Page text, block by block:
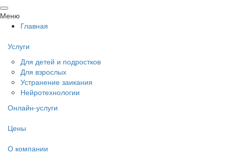
Меню
Главная
Услуги
Для детей и подростков
Для взрослых
Устранение заикания
Нейротехнологии
Онлайн-услуги
Цены
О компании